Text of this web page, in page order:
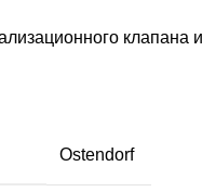
клапана
Ostendorf